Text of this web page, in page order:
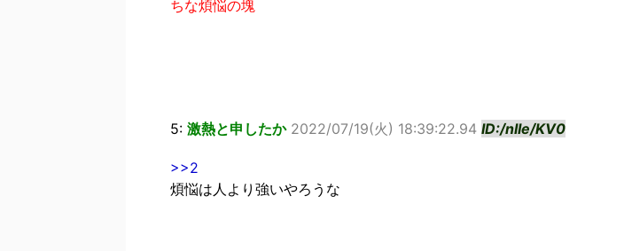
ちな煩悩の塊
5: 激熱と申したか 2022/07/19(火) 18:39:22.94 ID:/nIIe/KV0
>>2
煩悩は人より強いやろうな